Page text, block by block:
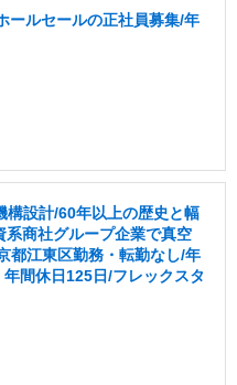
ルセールの正社員募集/年
構設計/60年以上の歴史と幅
系商社グループ企業で真空
都江東区勤務・転勤なし/年
間休日125日/フレックスタ